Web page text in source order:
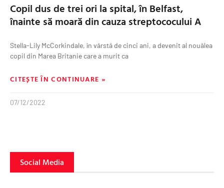
Copil dus de trei ori la spital, în Belfast,
înainte să moară din cauza streptococului A
Stella-Lily McCorkindale, în vârstă de cinci ani, a devenit al nouălea
copil din Marea Britanie care a murit ca
CITEȘTE ÎN CONTINUARE »
07/12/2022
Social Media